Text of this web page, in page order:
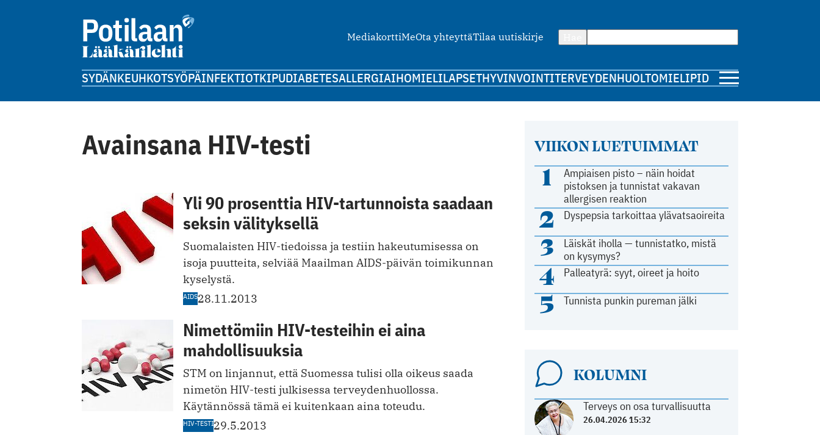
MediakorttiMeOta yhteyttäTilaa uutiskirje
SYDÄNKEUHKOTSYÖPÄINFEKTIOTKIPUDIABETESALLERGIAIHOMIELILAPSETHYVINVOINTITERVEYDENHUOLTOMIELIPIDE
Avainsana HIV-testi
Yli 90 prosenttia HIV-tartunnoista saadaan
seksin välityksellä
Suomalaisten HIV-tiedoissa ja testiin hakeutumisessa on
isoja puutteita, selviää Maailman AIDS-päivän toimikunnan
kyselystä.
AIDS28.11.2013
Nimettömiin HIV-testeihin ei aina
mahdollisuuksia
STM on linjannut, että Suomessa tulisi olla oikeus saada
nimetön HIV-testi julkisessa terveydenhuollossa.
Käytännössä tämä ei kuitenkaan aina toteudu.
HIV-TESTI29.5.2013
VIIKON LUETUIMMAT
1
Ampiaisen pisto – näin hoidat
pistoksen ja tunnistat vakavan
allergisen reaktion
2 Dyspepsia tarkoittaa ylävatsaoireita
3
Läiskät iholla — tunnistatko, mistä
on kysymys?
4 Palleatyrä: syyt, oireet ja hoito
5 Tunnista punkin pureman jälki
KOLUMNI
Terveys on osa turvallisuutta
26.04.2026 15:32